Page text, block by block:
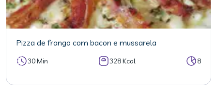
Pizza de frango com bacon e mussarela
30 Min 328 Kcal 8